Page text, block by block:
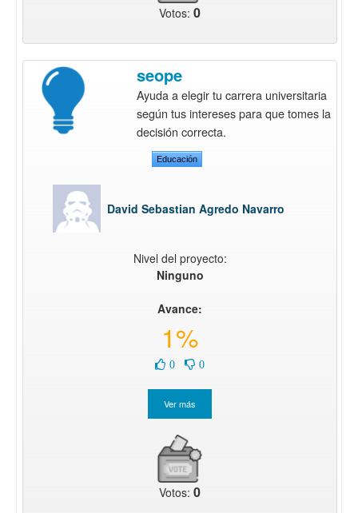
Votos: 0
seope
Ayuda a elegir tu carrera universitaria
según tus intereses para que tomes la
decisión correcta.
Educación
David Sebastian Agredo Navarro
Nivel del proyecto:
Ninguno
Avance:
1%
0 0
Votos: 0